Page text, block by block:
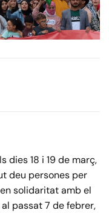
dies 18 i 19 de març,
deu persones per
solidaritat amb el
passat 7 de febrer,